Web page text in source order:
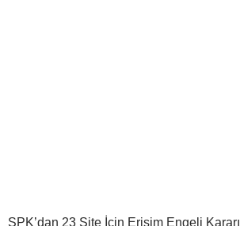
SPK’dan 23 Site İçin Erişim Engeli Kararı